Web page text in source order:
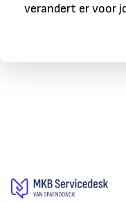
verandert er voor